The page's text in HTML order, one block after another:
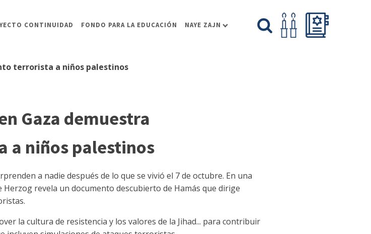
CONTINUIDAD FONDO PARA LA EDUCACIÓN NAYE ZAJN
terrorista a niños palestinos
Gaza demuestra
a niños palestinos
a nadie después de lo que se vivió el 7 de octubre. En una
revela un documento descubierto de Hamás que dirige
la cultura de resistencia y los valores de la Jihad... para contribuir